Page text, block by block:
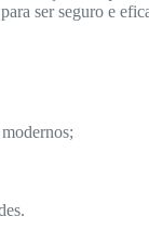
ser seguro e